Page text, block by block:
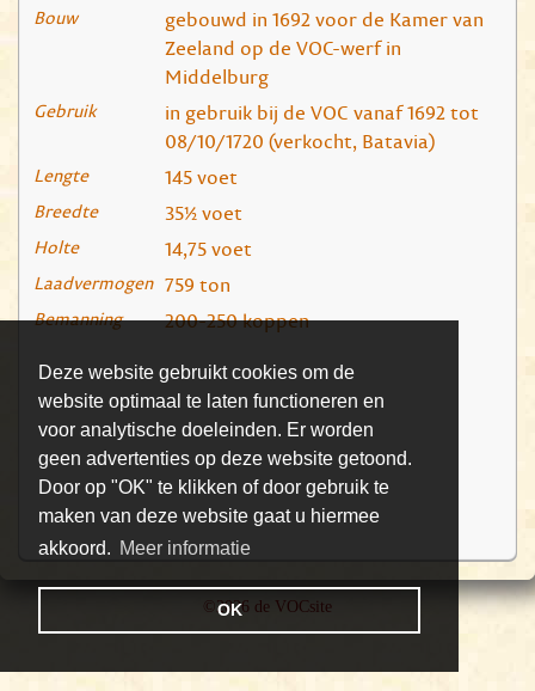
Deze website gebruikt cookies om de
website optimaal te laten functioneren en
voor analytische doeleinden. Er worden
geen advertenties op deze website getoond.
Door op "OK" te klikken of door gebruik te
maken van deze website gaat u hiermee
akkoord. Meer informatie
OK
Bouw
gebouwd in 1692 voor de Kamer van
Zeeland op de VOC-werf in
Middelburg
Gebruik
in gebruik bij de VOC vanaf 1692 tot
08/10/1720 (verkocht, Batavia)
Lengte 145 voet
Breedte 35½ voet
Holte 14,75 voet
Laadvermogen 759 ton
Bemanning 200-250 koppen
©2026 de VOCsite